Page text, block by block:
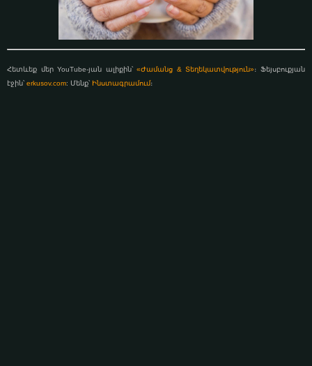
Հետևեք մեր YouTube-յան ալիքին՝«Ժամանց & Տեղեկատվություն»։ Ֆեյսբուքյան
էջին՝ erkusov.com: Մենք՝ Ինստագրամում։